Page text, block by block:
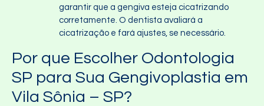
garantir que a gengiva esteja cicatrizando
corretamente. O dentista avaliará a
cicatrização e fará ajustes, se necessário.
Por que Escolher Odontologia
SP para Sua Gengivoplastia em
Vila Sônia – SP?